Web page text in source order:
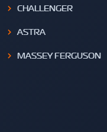
CHALLENGER
ASTRA
MASSEY FERGUSON